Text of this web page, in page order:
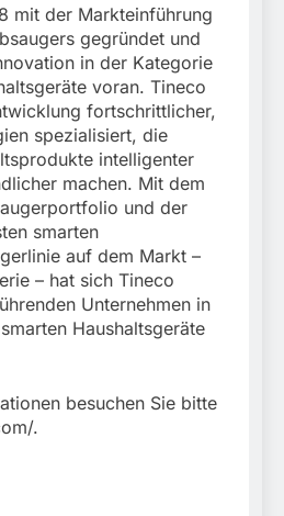
mit der Markteinführung
gegründet und
in der Kategorie
voran. Tineco
fortschrittlicher,
spezialisiert, die
intelligenter
machen. Mit dem
und der
smarten
auf dem Markt –
– hat sich Tineco
Unternehmen in
Haushaltsgeräte
besuchen Sie bitte
.